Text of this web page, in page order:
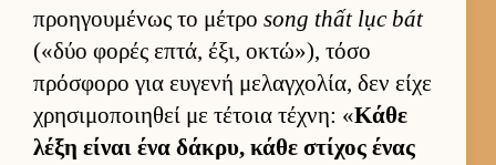
προη­γου­μένως το μέτρο song thất lục bát
(«δύο φορές επτά, έξι, οκτώ»), τόσο
πρόσφορο για ευ­γενή μελαγ­χολία, δεν είχε
χρησιμοποι­ηθεί με τέτοια τέχνη: «Κάθε
λέξη εί­ναι ένα δάκρυ, κάθε στίχος ένας